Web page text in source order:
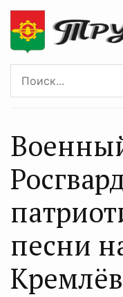
песни